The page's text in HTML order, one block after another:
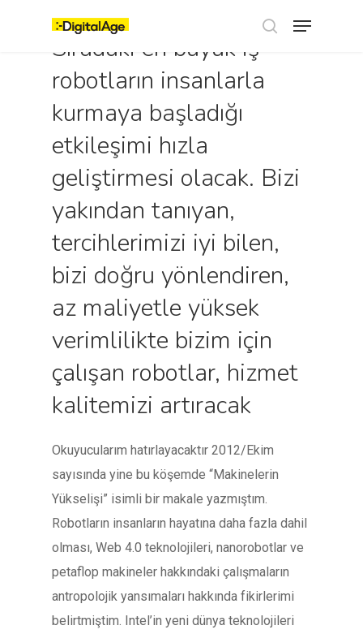
Menu
Sıradaki en büyük iş
robotların insanlarla
kurmaya başladığı
etkileşimi hızla
geliştirmesi olacak. Bizi
yakından tanıyan,
tercihlerimizi iyi bilen,
bizi doğru yönlendiren,
az maliyetle yüksek
verimlilikte bizim için
çalışan robotlar, hizmet
kalitemizi artıracak
Okuyucularım hatırlayacaktır 2012/Ekim
sayısında yine bu köşemde “Makinelerin
Yükselişi” isimli bir makale yazmıştım.
Robotların insanların hayatına daha fazla dahil
olması, Web 4.0 teknolojileri, nanorobotlar ve
petaflop makineler hakkındaki çalışmaların
antropolojik yansımaları hakkında fikirlerimi
belirtmiştim. Intel’in yeni dünya teknolojileri